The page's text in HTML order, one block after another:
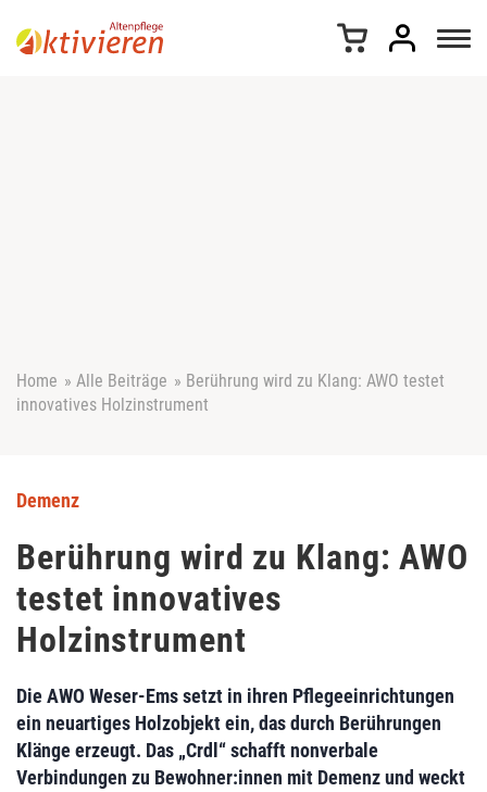
Home » Alle Beiträge » Berührung wird zu Klang: AWO testet
innovatives Holzinstrument
Demenz
Berührung wird zu Klang: AWO
testet innovatives
Holzinstrument
Die AWO Weser-Ems setzt in ihren Pflegeeinrichtungen
ein neuartiges Holzobjekt ein, das durch Berührungen
Klänge erzeugt. Das „Crdl“ schafft nonverbale
Verbindungen zu Bewohner:innen mit Demenz und weckt